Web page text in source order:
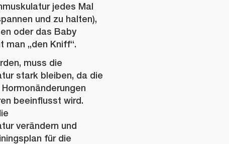
jedes Mal
und zu halten),
oder das Baby
man „den Kniff“.
muss die
stark bleiben, da die
beeinflusst wird.
verändern und
für die